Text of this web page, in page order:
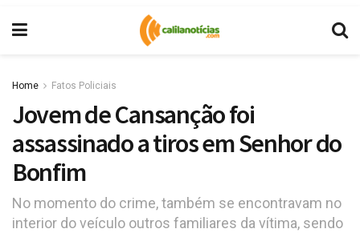
Home Fatos Policiais
Jovem de Cansanção foi
assassinado a tiros em Senhor do
Bonfim
No momento do crime, também se encontravam no
interior do veículo outros familiares da vítima, sendo